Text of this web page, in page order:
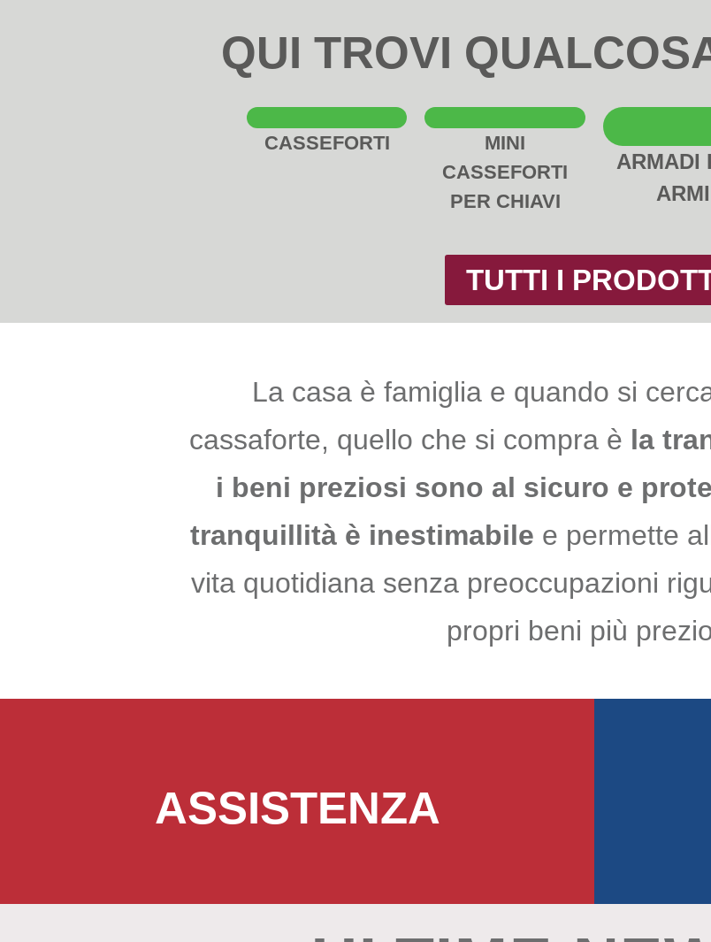
QUI TROVI
CASSEFORTI
MINI
CASSEFORTI
PER CHIAVI
ARMADI
ARMI
TUTTI I
La casa è famiglia e quando si
cassaforte, quello che si compra è la
i beni preziosi sono al sicuro e
tranquillità è inestimabile e permette
vita quotidiana senza preoccupazioni
propri beni più
ASSISTENZA